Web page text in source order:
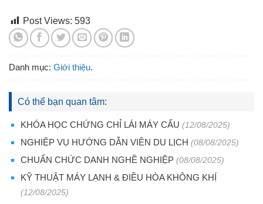
Post Views: 593
Danh mục: Giới thiệu.
Có thể bạn quan tâm:
KHÓA HỌC CHỨNG CHỈ LÁI MÁY CẨU (12/08/2025)
NGHIỆP VỤ HƯỚNG DẪN VIÊN DU LỊCH (08/08/2025)
CHUẨN CHỨC DANH NGHỀ NGHIỆP (08/08/2025)
KỸ THUẬT MÁY LẠNH & ĐIỀU HÒA KHÔNG KHÍ
(12/08/2025)